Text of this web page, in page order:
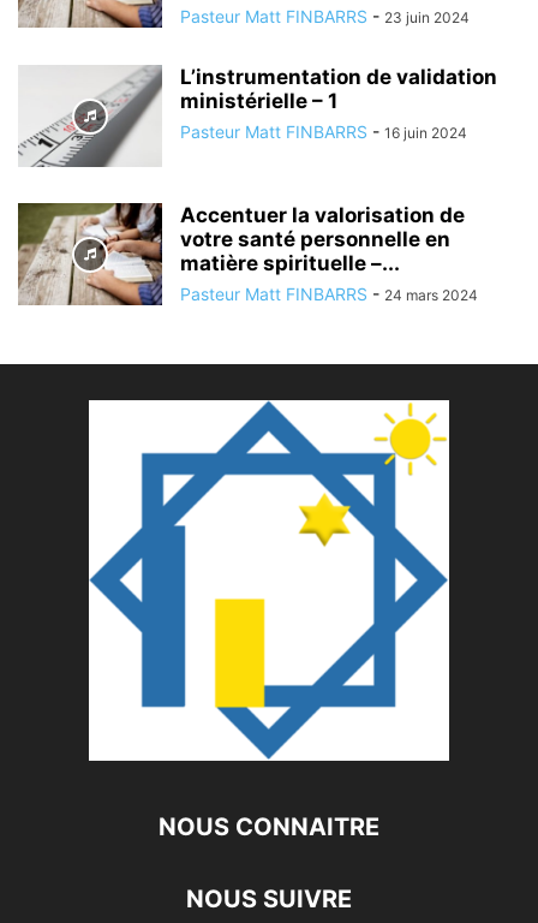
Pasteur Matt FINBARRS - 23 juin 2024
L’instrumentation de validation
ministérielle – 1
Pasteur Matt FINBARRS - 16 juin 2024
Accentuer la valorisation de
votre santé personnelle en
matière spirituelle –...
Pasteur Matt FINBARRS - 24 mars 2024
NOUS CONNAITRE
NOUS SUIVRE